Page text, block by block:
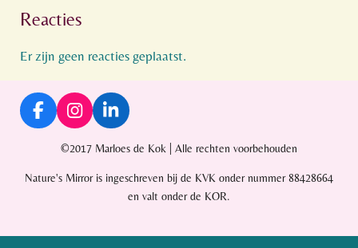
Reacties
Er zijn geen reacties geplaatst.
F
a
b
I
n
s
a
L
i
n
e
©2017 Marloes de Kok | Alle rechten voorbehouden
Nature's Mirror is ingeschreven bij de KVK onder nummer 88428664
en valt onder de KOR.